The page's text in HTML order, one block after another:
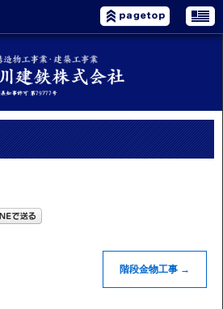
階段金物工事 →